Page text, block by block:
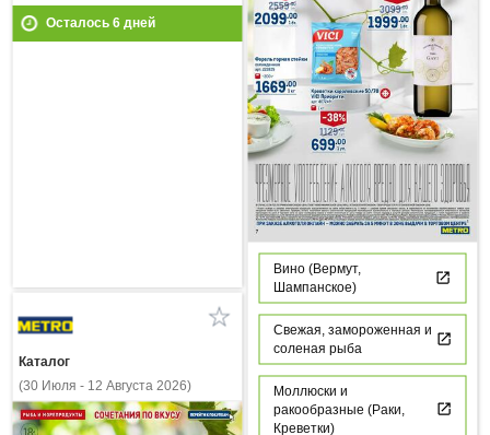
Осталось 6дней
Вино (Вермут,
Шампанское)
Свежая, замороженная и
соленая рыба
Моллюски и
ракообразные (Раки,
Креветки)
Каталог
(30 Июля - 12 Августа 2026)